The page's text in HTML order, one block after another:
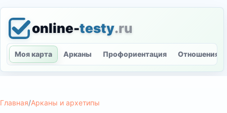
online-testy.ru
Моя карта Арканы Профориентация Отношения
Главная/Арканы и архетипы